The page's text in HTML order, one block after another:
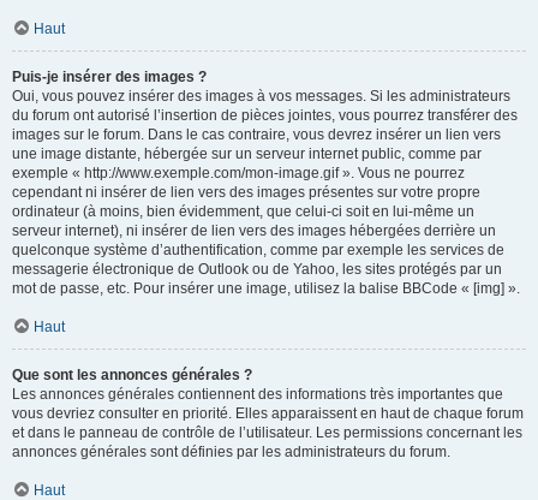
Haut
Puis-je insérer des images ?
Oui, vous pouvez insérer des images à vos messages. Si les administrateurs
du forum ont autorisé l’insertion de pièces jointes, vous pourrez transférer des
images sur le forum. Dans le cas contraire, vous devrez insérer un lien vers
une image distante, hébergée sur un serveur internet public, comme par
exemple « http://www.exemple.com/mon-image.gif ». Vous ne pourrez
cependant ni insérer de lien vers des images présentes sur votre propre
ordinateur (à moins, bien évidemment, que celui-ci soit en lui-même un
serveur internet), ni insérer de lien vers des images hébergées derrière un
quelconque système d’authentification, comme par exemple les services de
messagerie électronique de Outlook ou de Yahoo, les sites protégés par un
mot de passe, etc. Pour insérer une image, utilisez la balise BBCode « [img] ».
Haut
Que sont les annonces générales ?
Les annonces générales contiennent des informations très importantes que
vous devriez consulter en priorité. Elles apparaissent en haut de chaque forum
et dans le panneau de contrôle de l’utilisateur. Les permissions concernant les
annonces générales sont définies par les administrateurs du forum.
Haut